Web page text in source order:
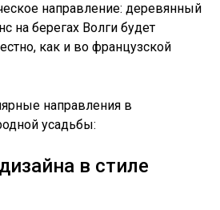
направление: деревянный
на берегах Волги будет
как и во французской
направления в
усадьбы:
в стиле